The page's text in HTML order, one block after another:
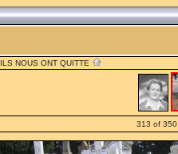
ILS NOUS ONT QUITTE
313 of 350